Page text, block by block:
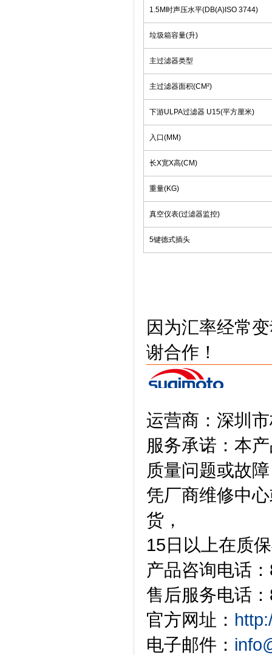
1.5M时声压水平(DB(A)ISO 3744)
垃圾箱容量(升)
主过滤器类型
主过滤器面积(CM²)
下游ULPA过滤器 U15(平方厘米)
入口(MM)
长X宽X高(CM)
重量(KG)
真空仪表(过滤器监控)
5键德式插头
因为汇率经常
谢合作！
运营商：深圳
服务承诺：本
质量问题或故
凭厂商维修中
货，
15日以上在质
产品咨询电话
售后服务电话
官方网址：
电子邮件：